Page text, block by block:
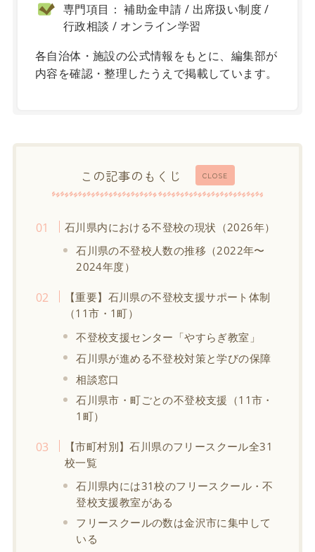
専門項目： 補助金申請 / 出席扱い制度 /
行政相談 / オンライン学習
各自治体・施設の公式情報をもとに、編集部が
内容を確認・整理したうえで掲載しています。
CLOSE
この記事のもくじ
石川県内における不登校の現状（2026年）
石川県の不登校人数の推移（2022年〜
2024年度）
【重要】石川県の不登校支援サポート体制
（11市・1町）
不登校支援センター「やすらぎ教室」
石川県が進める不登校対策と学びの保障
相談窓口
石川県市・町ごとの不登校支援（11市・
1町）
【市町村別】石川県のフリースクール全31
校一覧
石川県内には31校のフリースクール・不
登校支援教室がある
フリースクールの数は金沢市に集中して
いる